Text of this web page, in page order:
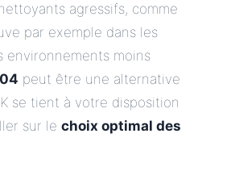
agressifs, comme
par exemple dans les
environnements moins
peut être une alternative
se tient à votre disposition
sur le choix optimal des